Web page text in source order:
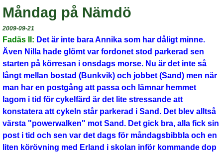
Måndag på Nämdö
2009-09-21
Fadäs II: Det är inte bara Annika som har dåligt minne.
Även Nilla hade glömt var fordonet stod parkerad sen
starten på körresan i onsdags morse. Nu är det inte så
långt mellan bostad (Bunkvik) och jobbet (Sand) men när
man har en postgång att passa och lämnar hemmet
lagom i tid för cykelfärd är det lite stressande att
konstatera att cykeln står parkerad i Sand. Det blev alltså
värsta "powerwalken" mot Sand. Det gick bra, alla fick sin
post i tid och sen var det dags för måndagsbibbla och en
liten körövning med Erland i skolan inför kommande dop